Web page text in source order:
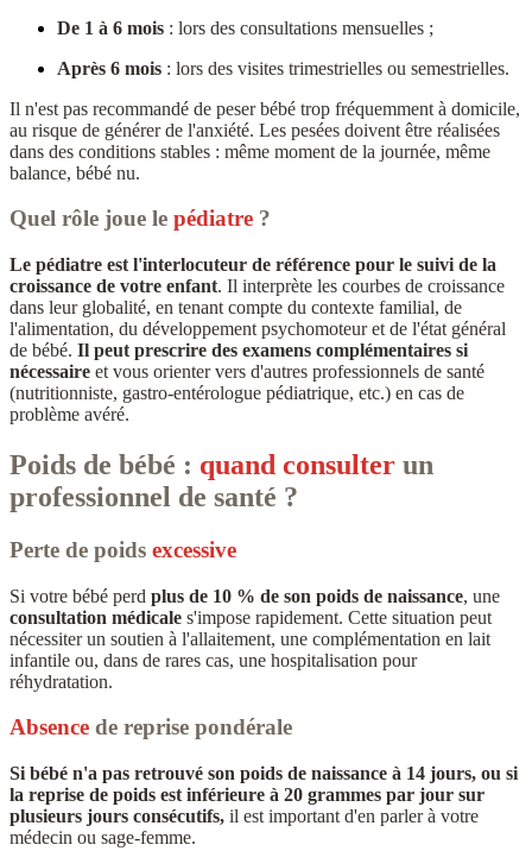
De 1 à 6 mois : lors des consultations mensuelles ;
Après 6 mois : lors des visites trimestrielles ou semestrielles.
Il n'est pas recommandé de peser bébé trop fréquemment à domicile,
au risque de générer de l'anxiété. Les pesées doivent être réalisées
dans des conditions stables : même moment de la journée, même
balance, bébé nu.
Quel rôle joue le pédiatre ?
Le pédiatre est l'interlocuteur de référence pour le suivi de la
croissance de votre enfant. Il interprète les courbes de croissance
dans leur globalité, en tenant compte du contexte familial, de
l'alimentation, du développement psychomoteur et de l'état général
de bébé. Il peut prescrire des examens complémentaires si
nécessaire et vous orienter vers d'autres professionnels de santé
(nutritionniste, gastro-entérologue pédiatrique, etc.) en cas de
problème avéré.
Poids de bébé : quand consulter un
professionnel de santé ?
Perte de poids excessive
Si votre bébé perd plus de 10 % de son poids de naissance, une
consultation médicale s'impose rapidement. Cette situation peut
nécessiter un soutien à l'allaitement, une complémentation en lait
infantile ou, dans de rares cas, une hospitalisation pour
réhydratation.
Absence de reprise pondérale
Si bébé n'a pas retrouvé son poids de naissance à 14 jours, ou si
la reprise de poids est inférieure à 20 grammes par jour sur
plusieurs jours consécutifs, il est important d'en parler à votre
médecin ou sage-femme.